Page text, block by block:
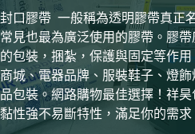
封口膠帶 一般稱為透明膠帶真正
常見也最為廣泛使用的膠帶。膠
的包裝，捆紮，保護與固定等作
商城、電器品牌、服裝鞋子、燈
品包裝。網路購物最佳選擇！祥
黏性強不易斷特性，滿足你的需求